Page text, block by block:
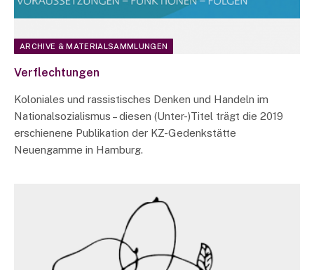
ARCHIVE & MATERIALSAMMLUNGEN
Verflechtungen
Koloniales und rassistisches Denken und Handeln im
Nationalsozialismus – diesen (Unter-)Titel trägt die 2019
erschienene Publikation der KZ-Gedenkstätte
Neuengamme in Hamburg.